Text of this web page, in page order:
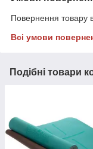
Повернення товару
Всі умови
Подібні товари